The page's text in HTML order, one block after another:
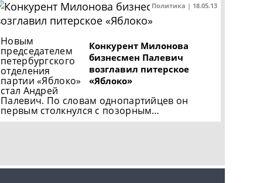
Политика | 18.05.13
Конкурент Милонова
бизнесмен Палевич
возглавил питерское
«Яблоко»
Новым
председателем
петербургского
отделения
партии «Яблоко»
стал Андрей
Палевич. По словам однопартийцев он
первым столкнулся с позорным…